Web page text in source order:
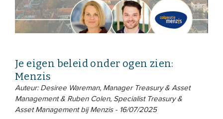
Je eigen beleid onder ogen zien:
Menzis
Auteur: Desiree Wareman, Manager Treasury & Asset
Management & Ruben Colen, Specialist Treasury &
Asset Management bij Menzis - 16/07/2025